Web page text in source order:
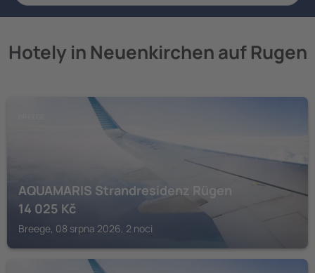
Hotely in Neuenkirchen auf Rugen
AQUAMARIS Strandresidenz Rügen
14 025 Kč
Breege, 08 srpna 2026, 2 noci